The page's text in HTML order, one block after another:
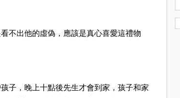
不出他的虛偽，應該是真心喜愛這禮物
子，晚上十點後先生才會到家，孩子和家